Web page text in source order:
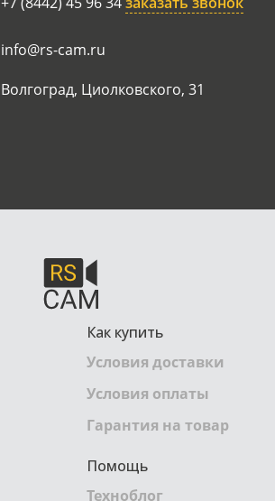
info@rs-cam.ru
Волгоград, Циолковского, 31
Как купить
Условия доставки
Условия оплаты
Гарантия на товар
Помощь
Техноблог